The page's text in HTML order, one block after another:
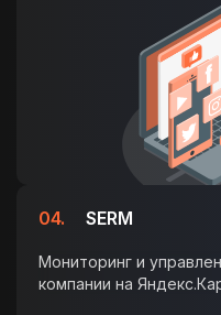
04. SERM
Мониторинг и
компании на